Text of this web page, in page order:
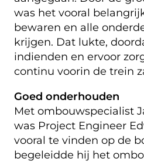
was het vooral
bewaren en alle
krijgen. Dat lukte,
indienden en ervoor
continu voorin de trein
Goed onderhouden
Met ombouwspecialist
was Project Engineer
vooral te vinden op de
begeleidde hij het